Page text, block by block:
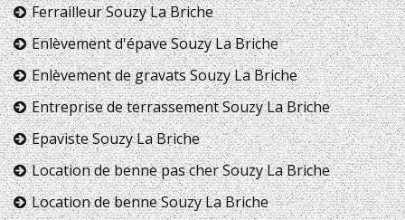
Ferrailleur Souzy La Briche
Enlèvement d'épave Souzy La Briche
Enlèvement de gravats Souzy La Briche
Entreprise de terrassement Souzy La Briche
Epaviste Souzy La Briche
Location de benne pas cher Souzy La Briche
Location de benne Souzy La Briche